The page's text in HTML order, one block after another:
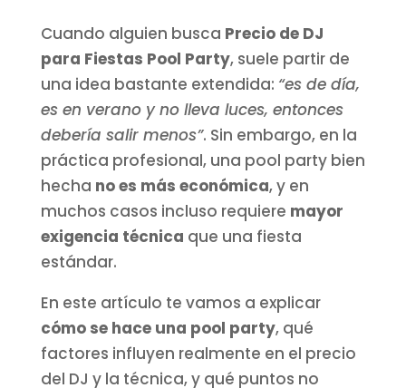
Cuando alguien busca Precio de DJ
para Fiestas Pool Party, suele partir de
una idea bastante extendida: “es de día,
es en verano y no lleva luces, entonces
debería salir menos”. Sin embargo, en la
práctica profesional, una pool party bien
hecha no es más económica, y en
muchos casos incluso requiere mayor
exigencia técnica que una fiesta
estándar.
En este artículo te vamos a explicar
cómo se hace una pool party, qué
factores influyen realmente en el precio
del DJ y la técnica, y qué puntos no